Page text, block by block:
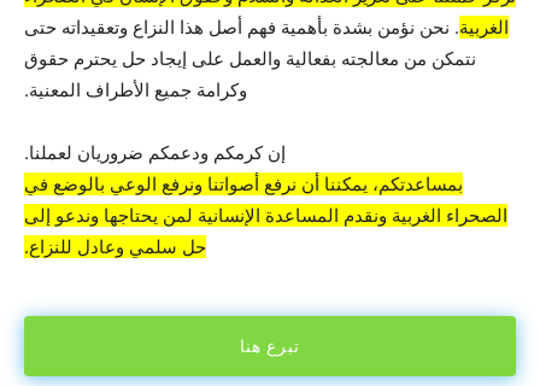
الغربية. نحن نؤمن بشدة بأهمية فهم أصل هذا النزاع وتعقيداته حتى
نتمكن من معالجته بفعالية والعمل على إيجاد حل يحترم حقوق
وكرامة جميع الأطراف المعنية.
إن كرمكم ودعمكم ضروريان لعملنا.
بمساعدتكم، يمكننا أن نرفع أصواتنا ونرفع الوعي بالوضع في
الصحراء الغربية ونقدم المساعدة الإنسانية لمن يحتاجها وندعو إلى
حل سلمي وعادل للنزاع.
تبرع هنا